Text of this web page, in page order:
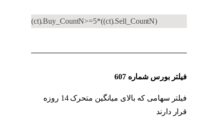
(ct).Buy_CountN>=5*((ct).Sell_CountN)
فیلتر بورس شماره 607
فیلتر سهامی که بالای میانگین متحرک 14 روزه
قرار دارند